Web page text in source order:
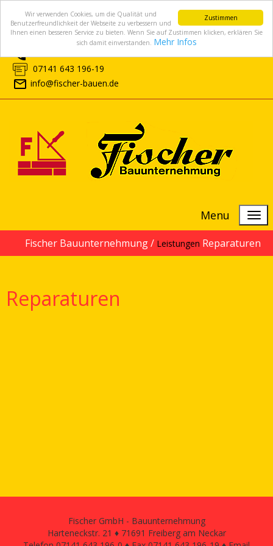
Zustimmen
Wir verwenden Cookies, um die Qualität und
Benutzerfreundlichkeit der Webseite zu verbessern und
Ihnen einen besseren Service zu bieten. Wenn Sie auf Zustimmen klicken, erklären Sie
sich damit einverstanden. Mehr Infos
07141 643 196-19
info@fischer-bauen.de
Menu
Fischer Bauunternehmung / Leistungen Reparaturen
Reparaturen
Fischer GmbH - Bauunternehmung
Harteneckstr. 21 ♦ 71691 Freiberg am Neckar